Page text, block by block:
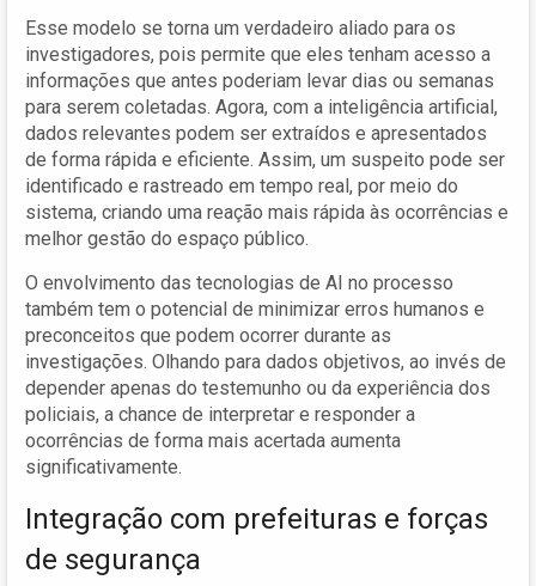
Esse modelo se torna um verdadeiro aliado para os
investigadores, pois permite que eles tenham acesso a
informações que antes poderiam levar dias ou semanas
para serem coletadas. Agora, com a inteligência artificial,
dados relevantes podem ser extraídos e apresentados
de forma rápida e eficiente. Assim, um suspeito pode ser
identificado e rastreado em tempo real, por meio do
sistema, criando uma reação mais rápida às ocorrências e
melhor gestão do espaço público.
O envolvimento das tecnologias de AI no processo
também tem o potencial de minimizar erros humanos e
preconceitos que podem ocorrer durante as
investigações. Olhando para dados objetivos, ao invés de
depender apenas do testemunho ou da experiência dos
policiais, a chance de interpretar e responder a
ocorrências de forma mais acertada aumenta
significativamente.
Integração com prefeituras e forças
de segurança